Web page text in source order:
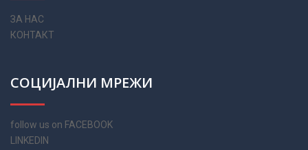
ЗА НАС
КОНТАКТ
СОЦИЈАЛНИ МРЕЖИ
follow us on FACEBOOK
LINKEDIN